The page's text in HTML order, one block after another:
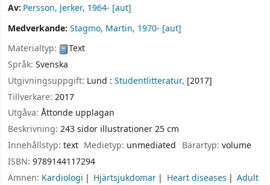
Av: Persson, Jerker, 1964- [aut]
Medverkande: Stagmo, Martin, 1970- [aut]
Materialtyp:
Text
Språk: Svenska
Utgivningsuppgift: Lund : Studentlitteratur, [2017]
Tillverkare: 2017
Utgåva: Åttonde upplagan
Beskrivning: 243 sidor illustrationer 25 cm
Innehållstyp: text Medietyp: unmediated Bärartyp: volume
ISBN: 9789144117294
Ämnen: Kardiologi Hjärtsjukdomar Heart diseases
Adult